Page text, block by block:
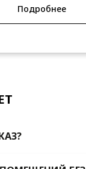
Подробнее